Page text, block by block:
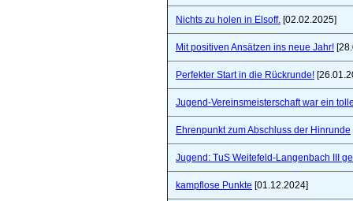
Nichts zu holen in Elsoff. [02.02.2025]
Mit positiven Ansätzen ins neue Jahr!
Perfekter Start in die Rückrunde!
Jugend-Vereinsmeisterschaft war ein
Ehrenpunkt zum Abschluss der Hinrunde
Jugend: TuS Weitefeld-Langenbach III
kampflose Punkte [01.12.2024]